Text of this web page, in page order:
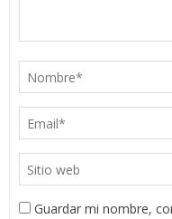
Guardar mi nombre,